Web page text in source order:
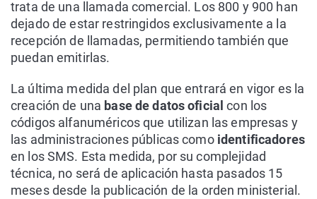
trata de una llamada comercial. Los 800 y 900 han
dejado de estar restringidos exclusivamente a la
recepción de llamadas, permitiendo también que
puedan emitirlas.
La última medida del plan que entrará en vigor es la
creación de una base de datos oficial con los
códigos alfanuméricos que utilizan las empresas y
las administraciones públicas como identificadores
en los SMS. Esta medida, por su complejidad
técnica, no será de aplicación hasta pasados 15
meses desde la publicación de la orden ministerial.